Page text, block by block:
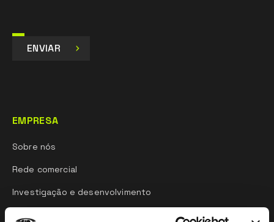
ENVIAR
EMPRESA
Sobre nós
Rede comercial
Investigação e desenvolvimento